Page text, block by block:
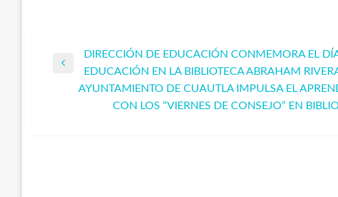
Navegación
Entrada
anterior
DIRECCIÓN DE EDUCACIÓN CONMEMORA EL
EDUCACIÓN EN LA BIBLIOTECA ABRAHAM
AYUNTAMIENTO DE CUAUTLA IMPULSA EL
CON LOS “VIERNES DE CONSEJO” EN